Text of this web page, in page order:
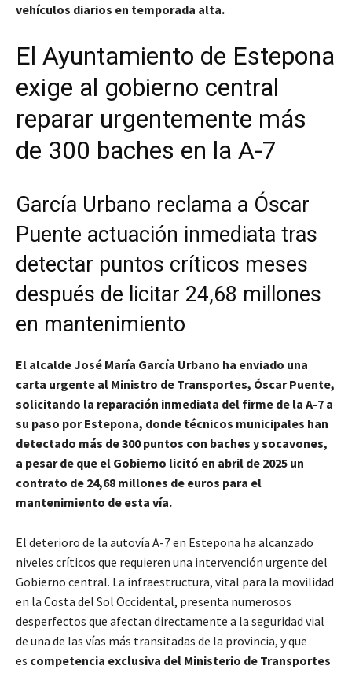
vehículos diarios en temporada alta.
El Ayuntamiento de Estepona
exige al gobierno central
reparar urgentemente más
de 300 baches en la A-7
García Urbano reclama a Óscar
Puente actuación inmediata tras
detectar puntos críticos meses
después de licitar 24,68 millones
en mantenimiento
El alcalde José María García Urbano ha enviado una
carta urgente al Ministro de Transportes, Óscar Puente,
solicitando la reparación inmediata del firme de la A-7 a
su paso por Estepona, donde técnicos municipales han
detectado más de 300 puntos con baches y socavones,
a pesar de que el Gobierno licitó en abril de 2025 un
contrato de 24,68 millones de euros para el
mantenimiento de esta vía.
El deterioro de la autovía A-7 en Estepona ha alcanzado
niveles críticos que requieren una intervención urgente del
Gobierno central. La infraestructura, vital para la movilidad
en la Costa del Sol Occidental, presenta numerosos
desperfectos que afectan directamente a la seguridad vial
de una de las vías más transitadas de la provincia, y que
es competencia exclusiva del Ministerio de Transportes